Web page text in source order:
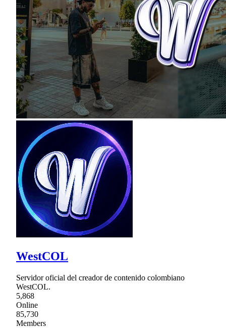
WestCOL
Servidor oficial del creador de contenido colombiano
WestCOL.
5,868
Online
85,730
Members